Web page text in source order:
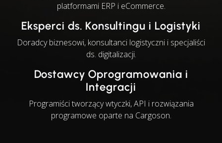
platformami ERP i eCommerce.
Eksperci ds. Konsultingu i Logistyki
Doradcy biznesowi, konsultanci logistyczni i specjaliści
ds. digitalizacji.
Dostawcy Oprogramowania i
Integracji
Programiści tworzący wtyczki, API i rozwiązania
programowe oparte na Cargoson.